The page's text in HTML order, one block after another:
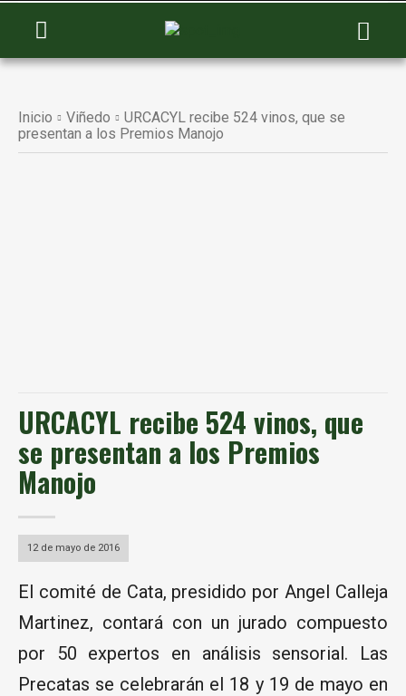
Inicio Viñedo
URCACYL recibe 524 vinos, que se
presentan a los Premios Manojo
URCACYL recibe 524 vinos, que
se presentan a los Premios
Manojo
12 de mayo de 2016
El comité de Cata, presidido por Angel Calleja
Martinez, contará con un jurado compuesto
por 50 expertos en análisis sensorial. Las
Precatas se celebrarán el 18 y 19 de mayo en